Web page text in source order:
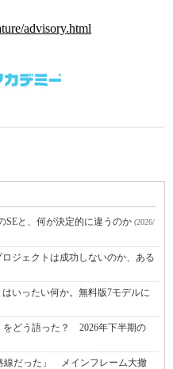
advisory.html
SEと、何が決定的に違うのか (2026/
ジェクトは成功しないのか、ある
いったい何か。無料版7モデルに
をどう語った？ 2026年下半期の
線だった」 メインフレーム大撤